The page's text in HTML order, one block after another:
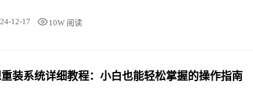
12-17 10W 阅读
装系统详细教程：小白也能轻松掌握的操作指南